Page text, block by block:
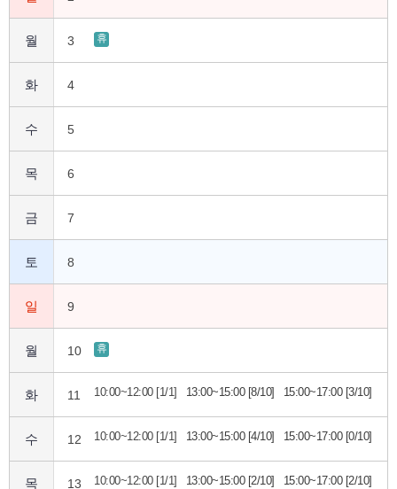
월 3 휴
화 4
수 5
목 6
금 7
토 8
일 9
월 10 휴
화 11 10:00~12:00 [1/1] 13:00~15:00 [8/10] 15:00~17:00 [3/10]
수 12 10:00~12:00 [1/1] 13:00~15:00 [4/10] 15:00~17:00 [0/10]
목 13 10:00~12:00 [1/1] 13:00~15:00 [2/10] 15:00~17:00 [2/10]